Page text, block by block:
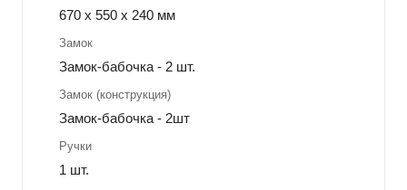
670 х 550 х 240 мм
Замок
Замок-бабочка - 2 шт.
Замок (конструкция)
Замок-бабочка - 2шт
Ручки
1 шт.